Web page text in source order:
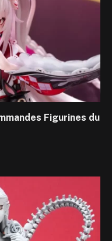
Figurines du